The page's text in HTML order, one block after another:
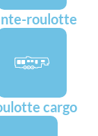
roulotte
cargo